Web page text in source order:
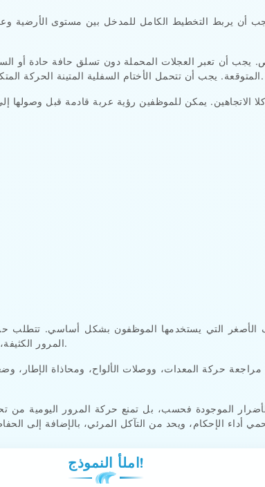
يربط التخطيط الكامل للمدخل بين مستوى الأرضية
يجب أن تعبر العجلات المحملة دون تسلق حافة حادة أو
المتوقعة. يجب أن تتحمل الأختام السفلية المتينة الحركة المتكررة دون فقدان المرونة في ظروف درجات الحرارة المنخفضة.
التي يستخدمها الموظفون بشكل أساسي. تتطلب
المرور الكثيفة، أو الصدمات المنتظمة للعتبة عادةً تخطيطًا أكثر تحكمًا للوصول.
الموجودة فحسب، بل تمنع حركة المرور اليومية
أداء الإحكام، ويحد من التآكل المرئي، بالإضافة إلى
املأ النموذج!